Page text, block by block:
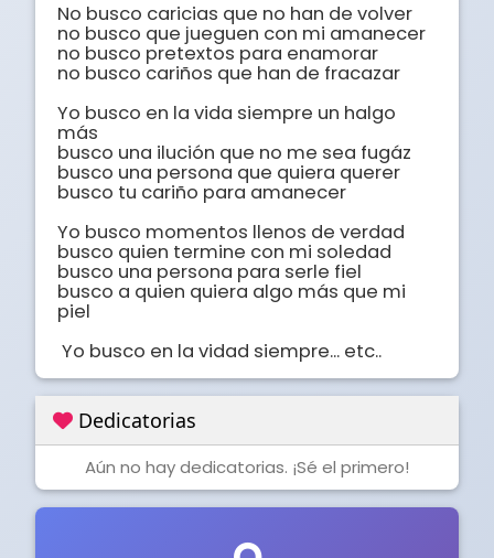
No busco caricias que no han de volver
no busco que jueguen con mi amanecer
no busco pretextos para enamorar
no busco cariños que han de fracazar
Yo busco en la vida siempre un halgo
más
busco una ilución que no me sea fugáz
busco una persona que quiera querer
busco tu cariño para amanecer
Yo busco momentos llenos de verdad
busco quien termine con mi soledad
busco una persona para serle fiel
busco a quien quiera algo más que mi
piel
Yo busco en la vidad siempre... etc..
Dedicatorias
Aún no hay dedicatorias. ¡Sé el primero!